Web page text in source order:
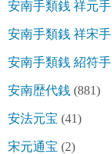
安南手類銭 祥元手
安南手類銭 祥宋手
安南手類銭 紹符手
安南歴代銭 (881)
安法元宝 (41)
宋元通宝 (2)